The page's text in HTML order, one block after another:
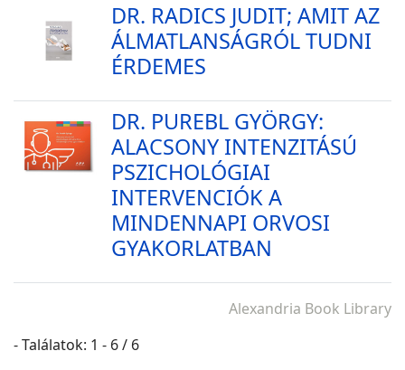
DR. RADICS JUDIT; AMIT AZ
ÁLMATLANSÁGRÓL TUDNI
ÉRDEMES
DR. PUREBL GYÖRGY:
ALACSONY INTENZITÁSÚ
PSZICHOLÓGIAI
INTERVENCIÓK A
MINDENNAPI ORVOSI
GYAKORLATBAN
Alexandria Book Library
- Találatok: 1 - 6 / 6